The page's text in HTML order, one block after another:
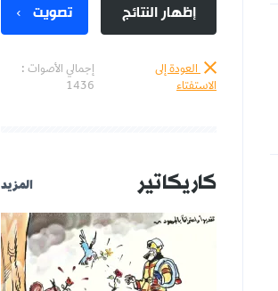
إظهار النتائج تصويت
العودة إلى
الاستفتاء
إجمالي الأصوات :
1436
كاريكاتير المزيد